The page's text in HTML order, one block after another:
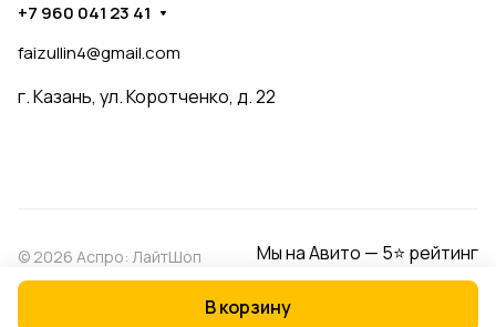
В корзину
+7 960 041 23 41
faizullin4@gmail.com
г. Казань, ул. Коротченко, д. 22
© 2026 Аспро: ЛайтШоп Мы на Авито — 5⭐ рейтинг
Оферта